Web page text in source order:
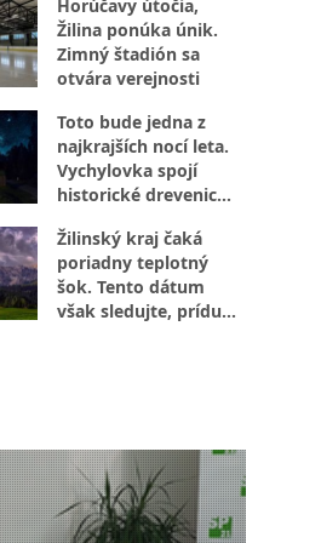
Horúčavy útočia,
Žilina ponúka únik.
Zimný štadión sa
otvára verejnosti
Toto bude jedna z
najkrajších nocí leta.
Vychylovka spojí
historické drevenice
Žilinský kraj čaká
poriadny teplotný
šok. Tento dátum
však sledujte, prídu